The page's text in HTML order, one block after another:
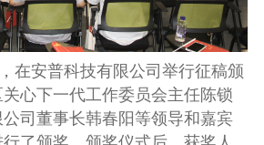
安普科技有限公司举行征稿颁
心下一代工作委员会主任陈锁
司董事长韩春阳等领导和嘉宾